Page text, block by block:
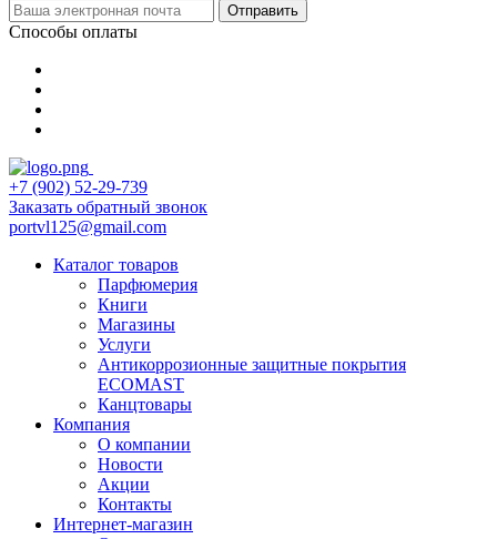
Отправить
Способы оплаты
+7 (902) 52-29-739
Заказать обратный звонок
portvl125@gmail.com
Каталог товаров
Парфюмерия
Книги
Магазины
Услуги
Антикоррозионные защитные покрытия
ECOMAST
Канцтовары
Компания
О компании
Новости
Акции
Контакты
Интернет-магазин